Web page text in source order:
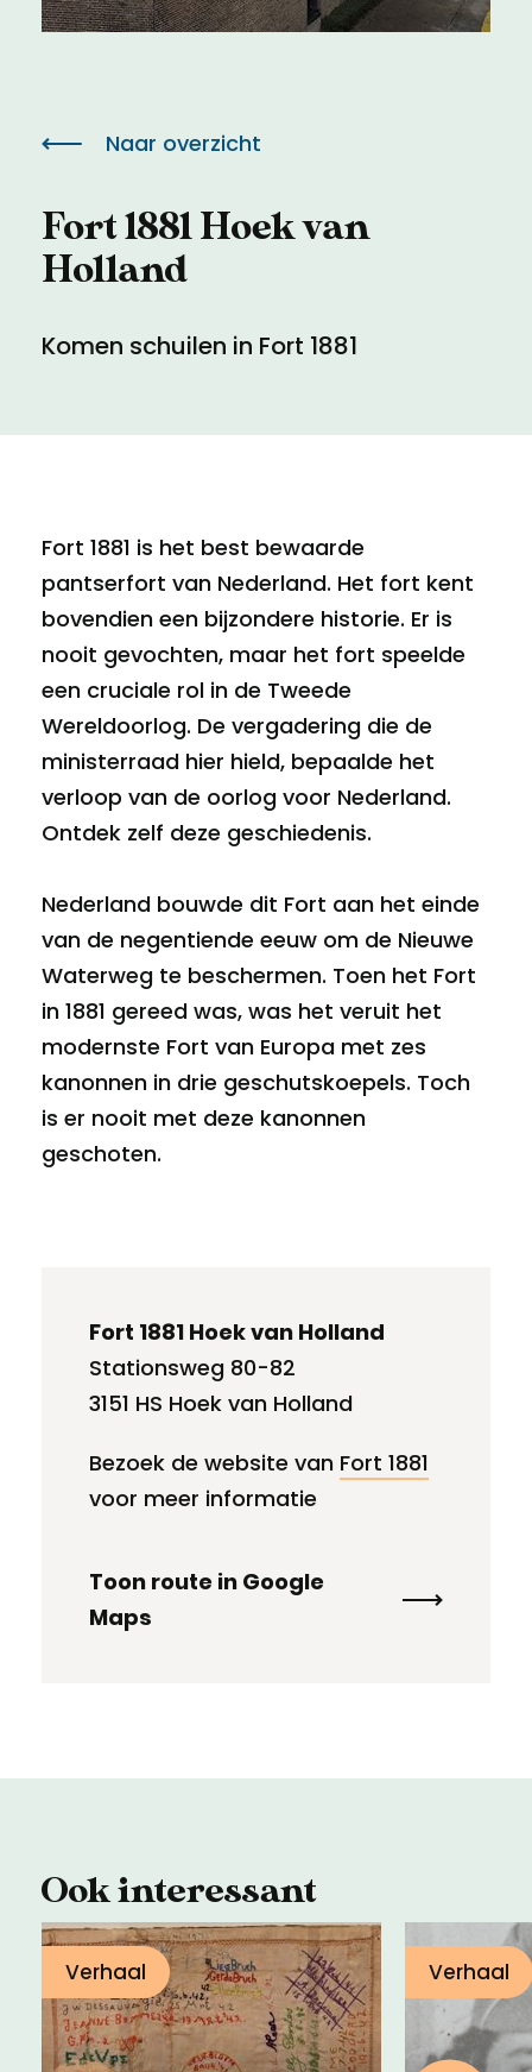
Fort 1881 Hoek van
Holland
Komen schuilen in Fort 1881
Naar overzicht
Fort 1881 is het best bewaarde
pantserfort van Nederland. Het fort kent
bovendien een bijzondere historie. Er is
nooit gevochten, maar het fort speelde
een cruciale rol in de Tweede
Wereldoorlog. De vergadering die de
ministerraad hier hield, bepaalde het
verloop van de oorlog voor Nederland.
Ontdek zelf deze geschiedenis.
Nederland bouwde dit Fort aan het einde
van de negentiende eeuw om de Nieuwe
Waterweg te beschermen. Toen het Fort
in 1881 gereed was, was het veruit het
modernste Fort van Europa met zes
kanonnen in drie geschutskoepels. Toch
is er nooit met deze kanonnen
geschoten.
Fort 1881 Hoek van Holland
Stationsweg 80-82
3151 HS Hoek van Holland
Bezoek de website van Fort 1881
voor meer informatie
Toon route in Google
Maps
Ook interessant
Verhaal
De
Verhaal